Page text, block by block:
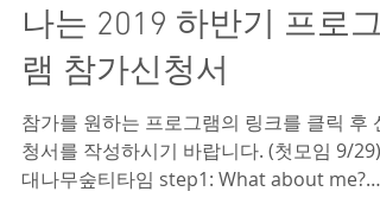
2019년 9월 8일
나는 2019 하반기 프로그
램 참가신청서
참가를 원하는 프로그램의 링크를 클릭 후 신